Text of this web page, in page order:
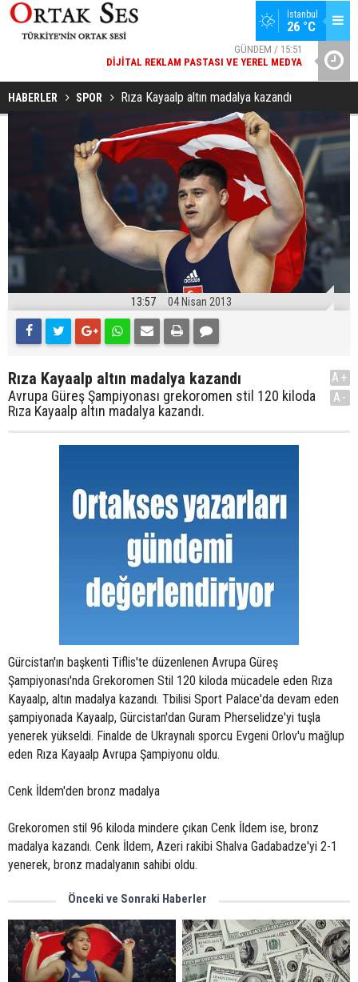
İstanbul
26 °C
GÜNDEM / 15:51
DIJITAL REKLAM PASTASI VE YEREL MEDYA
SPOR / 14:20
GENÇLERBIRLIĞI SPOR KULÜBÜNDEN AÇIKLAMA GELDI
HABERLER SPOR Rıza Kayaalp altın madalya kazandı
13:57 04 Nisan 2013
Rıza Kayaalp altın madalya kazandı
Avrupa Güreş Şampiyonası grekoromen stil 120 kiloda
Rıza Kayaalp altın madalya kazandı.
A+
A-
Gürcistan'ın başkenti Tiflis'te düzenlenen Avrupa Güreş
Şampiyonası'nda Grekoromen Stil 120 kiloda mücadele eden Rıza
Kayaalp, altın madalya kazandı. Tbilisi Sport Palace'da devam eden
şampiyonada Kayaalp, Gürcistan'dan Guram Pherselidze'yi tuşla
yenerek yükseldi. Finalde de Ukraynalı sporcu Evgeni Orlov'u mağlup
eden Rıza Kayaalp Avrupa Şampiyonu oldu.
Cenk İldem'den bronz madalya
Grekoromen stil 96 kiloda mindere çıkan Cenk İldem ise, bronz
madalya kazandı. Cenk İldem, Azeri rakibi Shalva Gadabadze'yi 2-1
yenerek, bronz madalyanın sahibi oldu.
Önceki ve Sonraki Haberler